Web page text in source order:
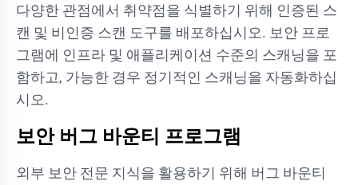
다양한 관점에서 취약점을 식별하기 위해 인증된 스
캔 및 비인증 스캔 도구를 배포하십시오. 보안 프로
그램에 인프라 및 애플리케이션 수준의 스캐닝을 포
함하고, 가능한 경우 정기적인 스캐닝을 자동화하십
시오.
보안 버그 바운티 프로그램
외부 보안 전문 지식을 활용하기 위해 버그 바운티